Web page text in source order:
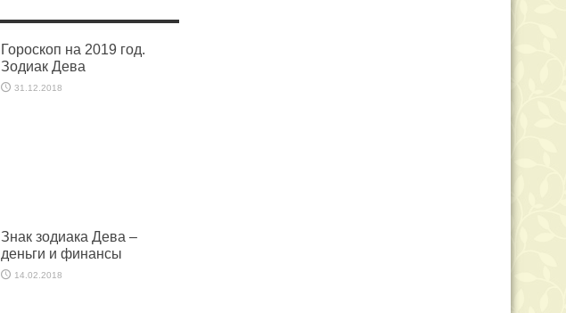
Гороскоп на 2019 год.
Зодиак Дева
31.12.2018
Знак зодиака Дева –
деньги и финансы
14.02.2018